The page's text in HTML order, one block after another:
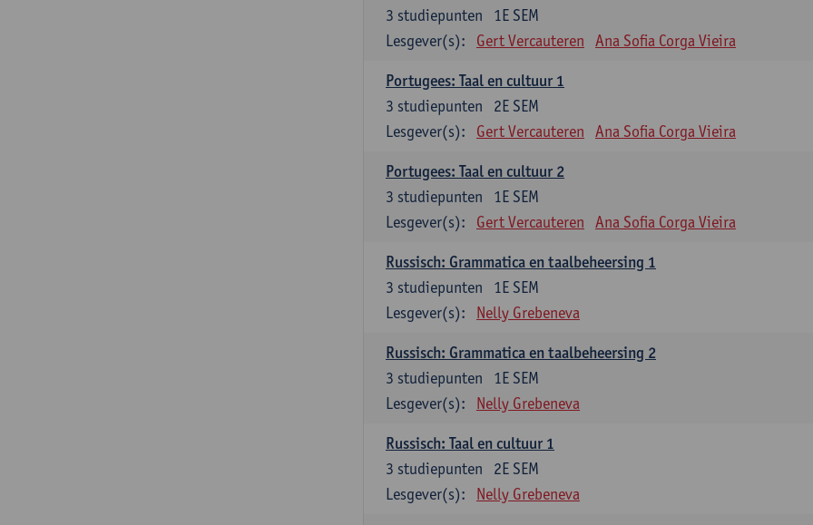
1E SEM
3 studiepunten
Lesgever(s):
Gert Vercauteren Ana Sofia Corga Vieira
Portugees: Taal en cultuur 1
2E SEM
3 studiepunten
Lesgever(s):
Gert Vercauteren Ana Sofia Corga Vieira
Portugees: Taal en cultuur 2
1E SEM
3 studiepunten
Lesgever(s):
Gert Vercauteren Ana Sofia Corga Vieira
Russisch: Grammatica en taalbeheersing 1
1E SEM
3 studiepunten
Lesgever(s):
Nelly Grebeneva
Russisch: Grammatica en taalbeheersing 2
1E SEM
3 studiepunten
Lesgever(s):
Nelly Grebeneva
Russisch: Taal en cultuur 1
2E SEM
3 studiepunten
Lesgever(s):
Nelly Grebeneva